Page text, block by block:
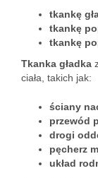
tkankę
tkankę
tkankę
Tkanka gładka
ciała, takich jak:
ściany
przewód
drogi
pęcherz
układ